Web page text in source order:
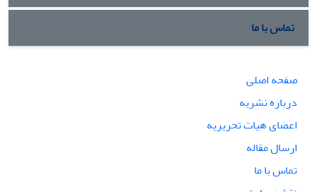
تماس با ما
صفحه اصلی
درباره نشریه
اعضای هیات تحریریه
ارسال مقاله
تماس با ما